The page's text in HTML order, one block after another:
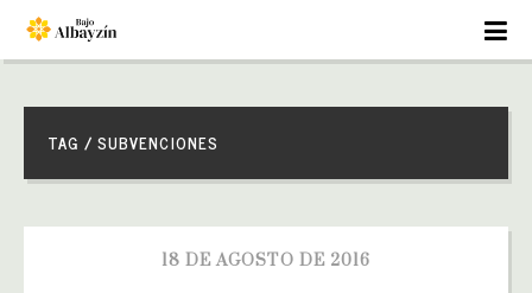
TAG / SUBVENCIONES
18 DE AGOSTO DE 2016